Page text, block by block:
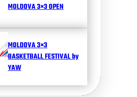
MOLDOVA 3×3 OPEN
MOLDOVA 3×3
BASKETBALL FESTIVAL by
YAW